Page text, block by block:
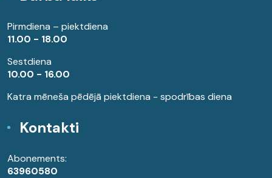
Pirmdiena – piektdiena
11.00 - 18.00
Sestdiena
10.00 - 16.00
Katra mēneša pēdējā piektdiena - spodrības diena
Kontakti
Abonements:
63960580